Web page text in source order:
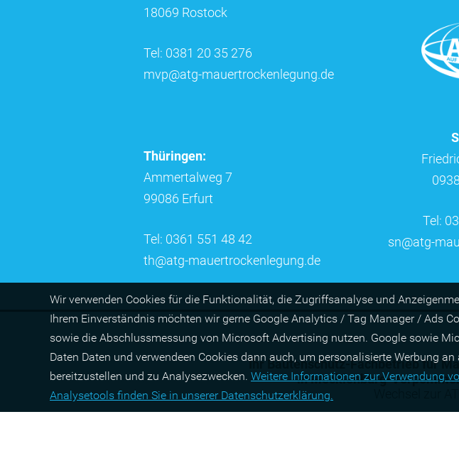
18069 Rostock
Tel: 0381 20 35 276
mvp@atg-mauertrockenlegung.de
Thüringen:
Ammertalweg 7
99086 Erfurt
Tel: 0361 551 48 42
th@atg-mauertrockenlegung.de
Tel:
sn@atg-
Ihr Bautenschutz-Fach­betrieb für
inMecklenburg-
Wir ver­wen­den Cookies für die Funktio­na­lität, die Zugriffs­ana­lyse und
Ihrem Ein­ver­ständ­nis möchten wir gerne Google Analytics / Tag Manager / Ads
sowie die Abschluss­mes­sung von Micro­soft Adver­tising nutzen. Google sowie
Daten Daten und verwendeen Cookies dann auch, um perso­nali­sierte Wer­bung an
bereit­zu­stel­len und zu Ana­lyse­zwecken. Wei­tere Infor­matio­nen zur Ver­wen­dung
Ana­lyse­tools fin­den Sie in unserer Daten­schutz­erklä­rung.